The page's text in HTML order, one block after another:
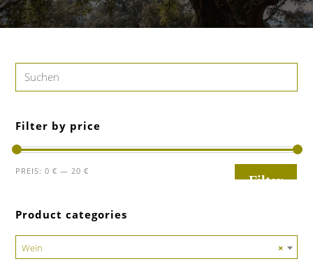
Filter by price
Filter
PREIS:0 € —20 €
Product categories
×
Wein